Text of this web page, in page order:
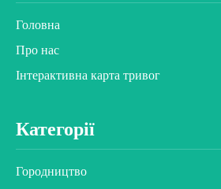
Головна
Про нас
Інтерактивна карта тривог
Категорії
Городництво